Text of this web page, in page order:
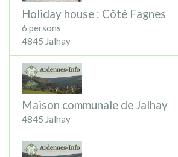
Holiday house : Côté Fagnes
6 persons
4845 Jalhay
Maison communale de Jalhay
4845 Jalhay